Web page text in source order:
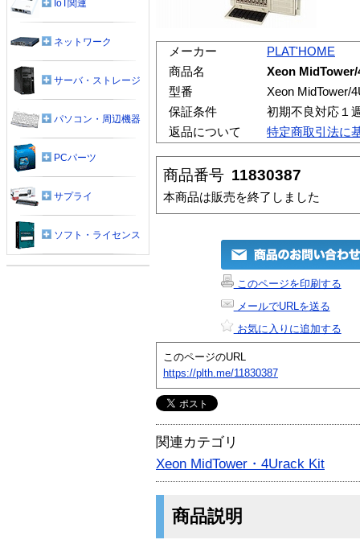
メーカー
PLAT'HOME
商品名
Xeon
型番
Xeon MidTower/
保証条件
初期不良対応１
返品について
特定商取引法に
商品番号 11830387
本商品は販売を終了しました
このページを印刷する
メールでURLを送る
お気に入りに追加する
このページのURL
https://plth.me/11830387
関連カテゴリ
Xeon MidTower・4Urack Kit
商品説明
IoT関連
ネットワーク
サーバ・ストレージ
パソコン・周辺機器
PCパーツ
サプライ
ソフト・ライセンス